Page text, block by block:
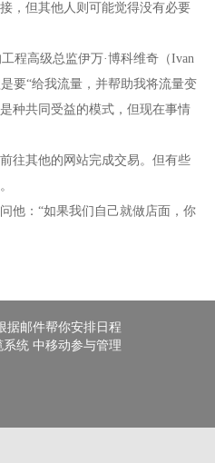
，但其他人则可能觉得没有必要
程高级总监伊万·博科维奇（Ivan
要“给我流量，并帮助我将流量变
种共同受益的模式，但现在事情
往其他的网站完成交易。但有些
他：“如果我们自己就做店面，你
据邮件帮你安排日程
统 中移动参与管理